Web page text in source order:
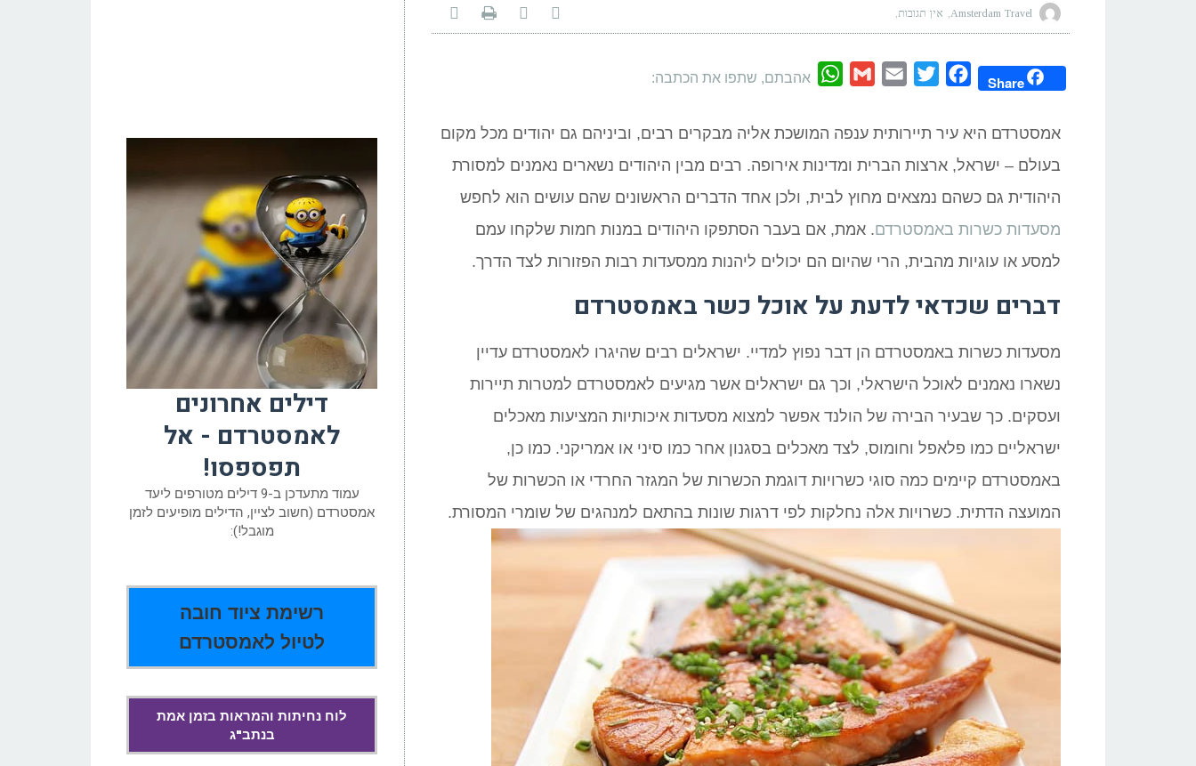
אין תגובות
Share
Facebook
Twitter
Email
Gmail
WhatsApp
אהבתם, שתפו את הכתבה:
אמסטרדם היא עיר תיירותית ענפה המושכת אליה מבקרים רבים, וביניהם גם יהודים מכל מקום
בעולם – ישראל, ארצות הברית ומדינות אירופה. רבים מבין היהודים נשארים נאמנים למסורת
היהודית גם כשהם נמצאים מחוץ לבית, ולכן אחד הדברים הראשונים שהם עושים הוא לחפש
מסעדות כשרות באמסטרדם. אמת, אם בעבר הסתפקו היהודים במנות חמות שלקחו עמם
למסע או עוגיות מהבית, הרי שהיום הם יכולים ליהנות ממסעדות רבות הפזורות לצד הדרך.
דברים שכדאי לדעת על אוכל כשר באמסטרדם
מסעדות כשרות באמסטרדם הן דבר נפוץ למדיי. ישראלים רבים שהיגרו לאמסטרדם עדיין
נשארו נאמנים לאוכל הישראלי, וכך גם ישראלים אשר מגיעים לאמסטרדם למטרות תיירות
ועסקים. כך שבעיר הבירה של הולנד אפשר למצוא מסעדות איכותיות המציעות מאכלים
ישראליים כמו פלאפל וחומוס, לצד מאכלים בסגנון אחר כמו סיני או אמריקני. כמו כן,
באמסטרדם קיימים כמה סוגי כשרויות דוגמת הכשרות של המגזר החרדי או הכשרות של
המועצה הדתית. כשרויות אלה נחלקות לפי דרגות שונות בהתאם למנהגים של שומרי המסורת.
דילים אחרונים
לאמסטרדם - אל
תפספסו!
עמוד מתעדכן ב-9 דילים מטורפים ליעד
אמסטרדם (חשוב לציין, הדילים מופיעים לזמן
מוגבל!):
רשימת ציוד חובה
לטיול לאמסטרדם
לוח נחיתות והמראות בזמן אמת
בנתב"ג